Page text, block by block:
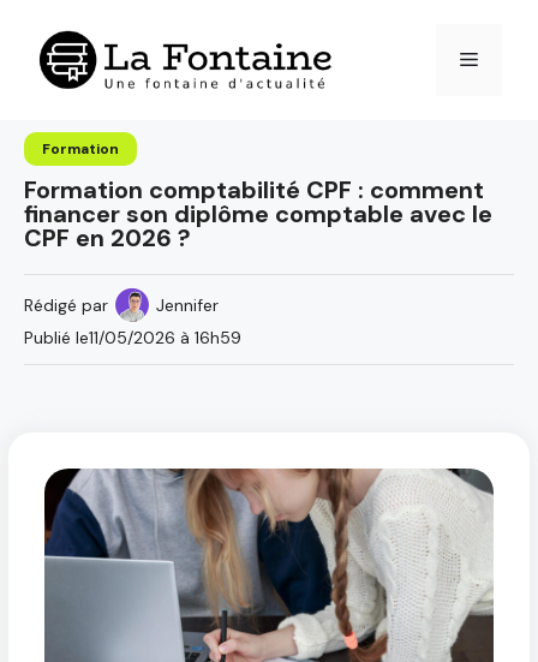
contenu
Menu
Formation
Formation comptabilité CPF : comment
financer son diplôme comptable avec le
CPF en 2026 ?
Rédigé par
Jennifer
Publié le11/05/2026 à 16h59